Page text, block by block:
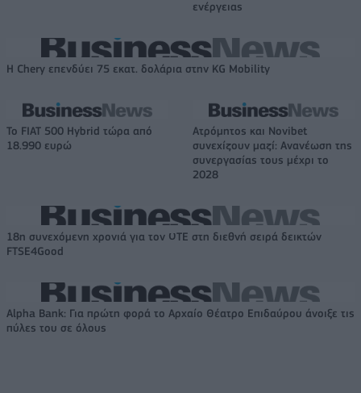
ενέργειας
Η Chery επενδύει 75 εκατ. δολάρια στην KG Mobility
Το FIAT 500 Hybrid τώρα από
18.990 ευρώ
Ατρόμητος και Novibet
συνεχίζουν μαζί: Ανανέωση της
συνεργασίας τους μέχρι το
2028
18η συνεχόμενη χρονιά για τον ΟΤΕ στη διεθνή σειρά δεικτών
FTSE4Good
Alpha Bank: Για πρώτη φορά το Αρχαίο Θέατρο Επιδαύρου άνοιξε τις
πύλες του σε όλους